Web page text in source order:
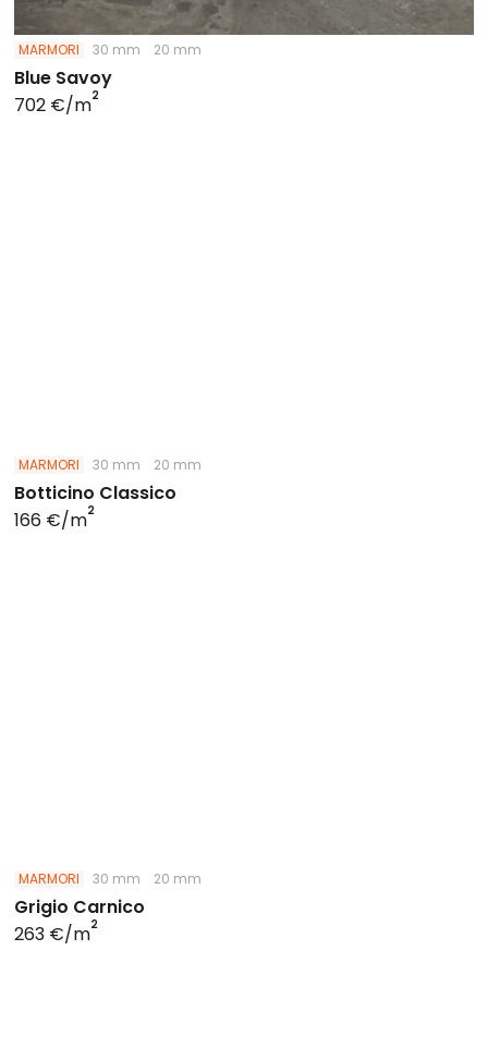
MARMORI 30 mm 20 mm
Blue Savoy
702 €/m2
MARMORI 30 mm 20 mm
Botticino Classico
166 €/m2
MARMORI 30 mm 20 mm
Grigio Carnico
263 €/m2